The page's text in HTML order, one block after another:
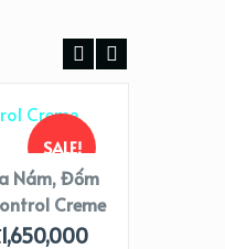
SALE!
Nám, Đốm
Creme
1,650,000